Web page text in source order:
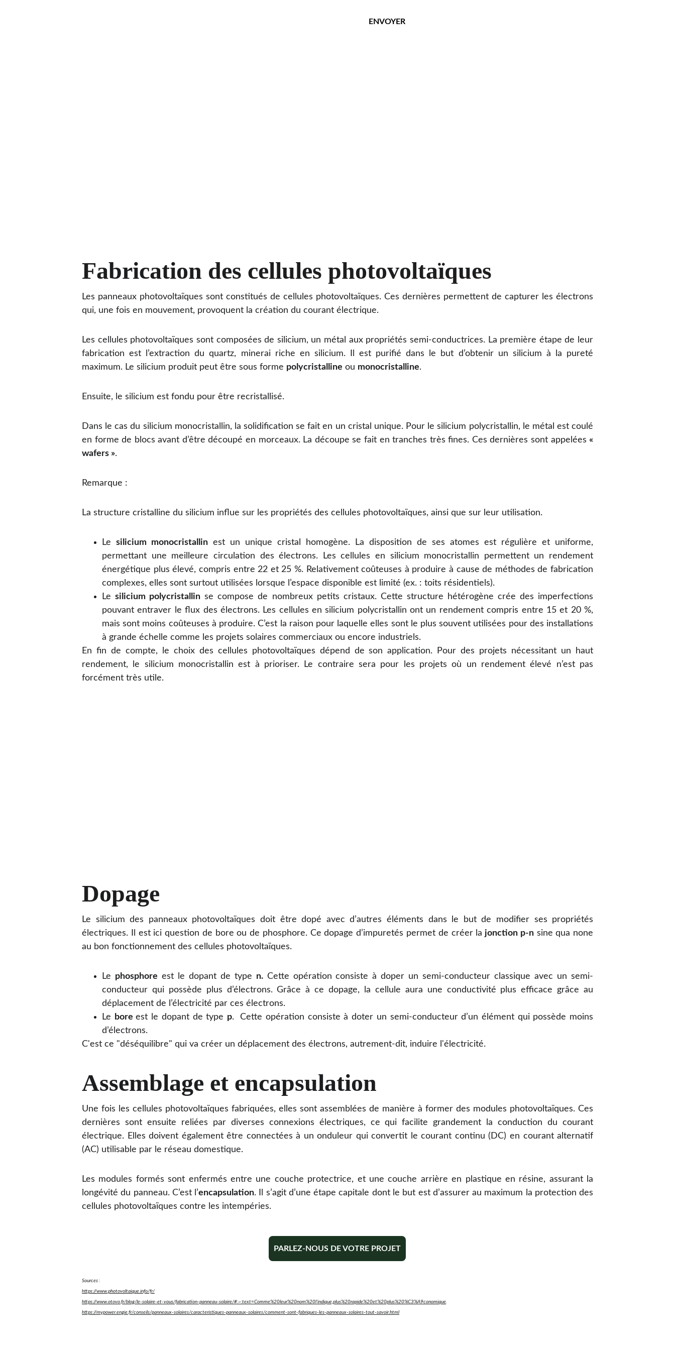
ENVOYER
Fabrication des cellules photovoltaïques
Les panneaux photovoltaïques sont constitués de cellules photovoltaïques. Ces dernières permettent de capturer les électrons
qui, une fois en mouvement, provoquent la création du courant électrique.
Les cellules photovoltaïques sont composées de silicium, un métal aux propriétés semi-conductrices. La première étape de leur
fabrication est l’extraction du quartz, minerai riche en silicium. Il est purifié dans le but d’obtenir un silicium à la pureté
maximum. Le silicium produit peut être sous forme polycristalline ou monocristalline.
Ensuite, le silicium est fondu pour être recristallisé.
Dans le cas du silicium monocristallin, la solidification se fait en un cristal unique. Pour le silicium polycristallin, le métal est coulé
en forme de blocs avant d’être découpé en morceaux. La découpe se fait en tranches très fines. Ces dernières sont appelées «
wafers ».
Remarque :
La structure cristalline du silicium influe sur les propriétés des cellules photovoltaïques, ainsi que sur leur utilisation.
Lesilicium monocristallin est un unique cristal homogène. La disposition de ses atomes est régulière et uniforme,
permettant une meilleure circulation des électrons. Les cellules en silicium monocristallin permettent un rendement
énergétique plus élevé, compris entre 22 et 25 %. Relativement coûteuses à produire à cause de méthodes de fabrication
complexes, elles sont surtout utilisées lorsque l’espace disponible est limité (ex. : toits résidentiels).
Lesilicium polycristallin se compose de nombreux petits cristaux. Cette structure hétérogène crée des imperfections
pouvant entraver le flux des électrons. Les cellules en silicium polycristallin ont un rendement compris entre 15 et 20 %,
mais sont moins coûteuses à produire. C’est la raison pour laquelle elles sont le plus souvent utilisées pour des installations
à grande échelle comme les projets solaires commerciaux ou encore industriels.
En fin de compte, le choix des cellules photovoltaïques dépend de son application. Pour des projets nécessitant un haut
rendement, le silicium monocristallin est à prioriser. Le contraire sera pour les projets où un rendement élevé n’est pas
forcément très utile.
Dopage
Le silicium des panneaux photovoltaïques doit être dopé avec d’autres éléments dans le but de modifier ses propriétés
électriques. Il est ici question de bore ou de phosphore. Ce dopage d’impuretés permet de créer la jonction p-nsine qua none
au bon fonctionnement des cellules photovoltaïques.
Le phosphore est le dopant de type n. Cette opération consiste à doper un semi-conducteur classique avec un semi-
conducteur qui possède plus d’électrons. Grâce à ce dopage, la cellule aura une conductivité plus efficace grâce au
déplacement de l’électricité par ces électrons.
Le
boreest le dopant de type p.
Cette opération consiste à doter un semi-conducteur d’un élément qui possède moins
d’électrons.
C'est ce "déséquilibre" qui va créer un déplacement des électrons, autrement-dit, induire l'électricité.
Assemblage et encapsulation
Une fois les cellules photovoltaïques fabriquées, elles sont assemblées de manière à former des modules photovoltaïques. Ces
dernières sont ensuite reliées par diverses connexions électriques, ce qui facilite grandement la conduction du courant
électrique. Elles doivent également être connectées à un onduleur qui convertit le courant continu (DC) en courant alternatif
(AC) utilisable par le réseau domestique.
Les modules formés sont enfermés entre une couche protectrice, et une couche arrière en plastique en résine, assurant la
longévité du panneau. C’est l’encapsulation. Il s’agit d’une étape capitale dont le but est d’assurer au maximum la protection des
cellules photovoltaïques contre les intempéries.
Sources :
https://www.photovoltaique.info/fr/
https://www.otovo.fr/blog/le-solaire-et-vous/fabrication-panneau-solaire/#:~:text=Comme%20leur%20nom%20l'indique,plus%20rapide%20et%20plus%20%C3%A9conomique.
https://mypower.engie.fr/conseils/panneaux-solaires/caracteristiques-panneaux-solaires/comment-sont-fabriques-les-panneaux-solaires-tout-savoir.html
PARLEZ-NOUS DE VOTRE PROJET